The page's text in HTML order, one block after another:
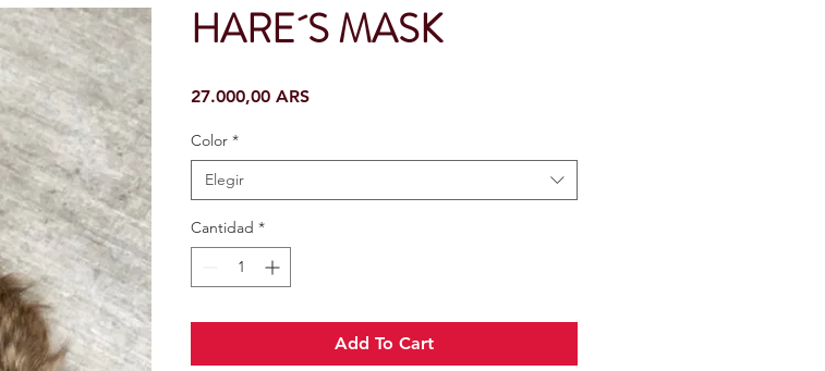
HARE´S MASK
27.000,00 ARSPrecio
Color *
Elegir
Cantidad *
Add To Cart